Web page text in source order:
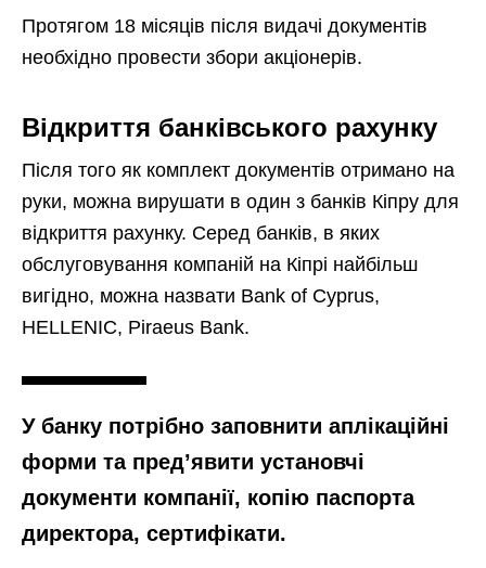
Протягом 18 місяців після видачі документів
необхідно провести збори акціонерів.
Відкриття банківського рахунку
Після того як комплект документів отримано на
руки, можна вирушати в один з банків Кіпру для
відкриття рахунку. Серед банків, в яких
обслуговування компаній на Кіпрі найбільш
вигідно, можна назвати Bank of Cyprus,
HELLENIC, Piraeus Bank.
У банку потрібно заповнити аплікаційні
форми та пред’явити установчі
документи компанії, копію паспорта
директора, сертифікати.